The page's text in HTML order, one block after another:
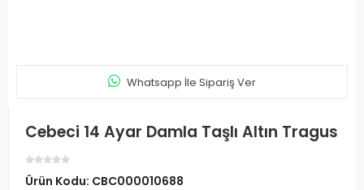
Whatsapp İle Sipariş Ver
Cebeci 14 Ayar Damla Taşlı Altın Tragus
Ürün Kodu: CBC000010688